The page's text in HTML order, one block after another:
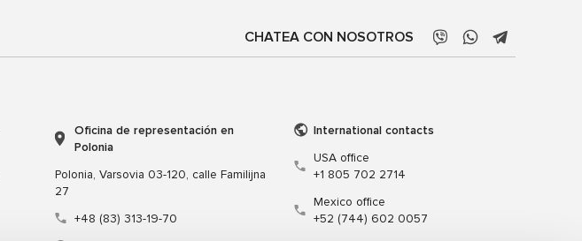
CHATEA CON NOSOTROS
Oficina de representación en
Polonia
Polonia, Varsovia 03-120, calle Familijna
27
+48 (83) 313-19-70
International contacts
USA office
+1 805 702 2714
Mexico office
+52 (744) 602 0057